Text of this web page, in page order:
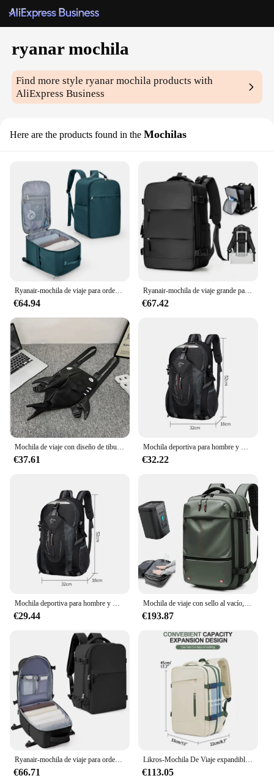
ryanar mochila
Find more styleryanar mochila products with
AliExpress Business
Here are the products found in the Mochilas
Ryanair-mochila de viaje para ordenador portátil, bolsa de mano para cabina Easyjet, 40x20x25, 45x36x20, para hombre y mujer
€64.94
Ryanair-mochila de viaje grande para hombre y mujer, bolsa de cabina impermeable para ordenador portátil, bolsa de trabajo ejecutiva aprobada por la aerolínea, 40x20x25
€67.42
Mochila de viaje con diseño de tiburón, bolso de tiburón de moda para teléfonos móviles, carteras, cosméticos, escuela
€37.61
Mochila deportiva para hombre y mujer, morral de viaje al aire libre, impermeable, ligero, para motocicleta, senderismo, pesca
€32.22
Mochila deportiva para hombre y mujer, morral de viaje al aire libre, impermeable, ligero, para motocicleta, senderismo, pesca
€29.44
Mochila de viaje con sello al vacío, mochila expandible con bolsa de compresión, Airback con bomba de aire, bolsa impermeable para portátil
€193.87
Ryanair-mochila de viaje para ordenador portátil para hombre y mujer, bolsa de cabina de 40x20x25, senderismo, Camping, grande, 45x36x20, EasyJet
€66.71
Likros-Mochila De Viaje expandible para hombre y mujer, morral para ordenador portátil de senderismo con puerto USB, impermeable, grande, 40L
€113.05